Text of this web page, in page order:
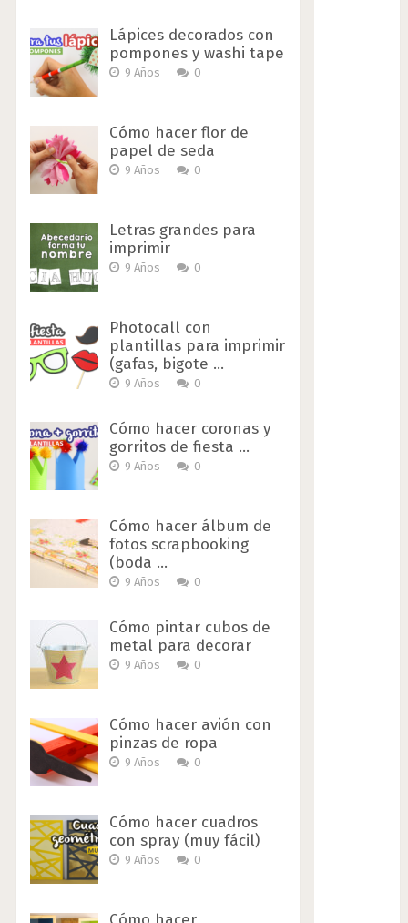
Lápices decorados con
pompones y washi tape
9 Años 0
Cómo hacer flor de
papel de seda
9 Años 0
Letras grandes para
imprimir
9 Años 0
Photocall con
plantillas para imprimir
(gafas, bigote …
9 Años 0
Cómo hacer coronas y
gorritos de fiesta …
9 Años 0
Cómo hacer álbum de
fotos scrapbooking
(boda …
9 Años 0
Cómo pintar cubos de
metal para decorar
9 Años 0
Cómo hacer avión con
pinzas de ropa
9 Años 0
Cómo hacer cuadros
con spray (muy fácil)
9 Años 0